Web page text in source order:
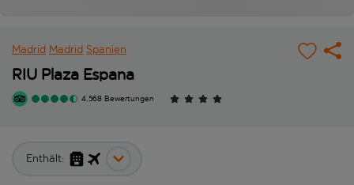
Madrid Madrid Spanien
RIU Plaza Espana
4.568 Bewertungen
Enthält: